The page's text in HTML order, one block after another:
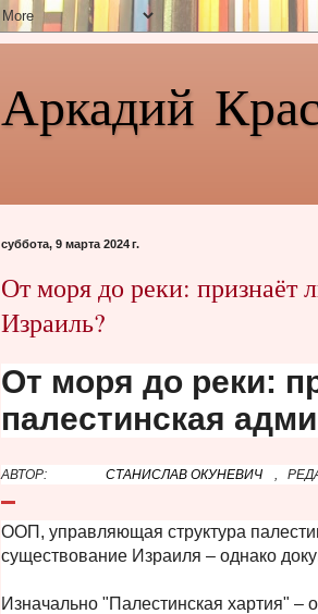
Аркадий
суббота, 9 марта 2024 г.
От моря до реки: признаёт
Израиль?
От моря до реки:
палестинская
АВТОР: СТАНИСЛАВ ОКУНЕВИЧ
ООП, управляющая структура
существование Израиля – однако
Изначально "Палестинская хартия" –